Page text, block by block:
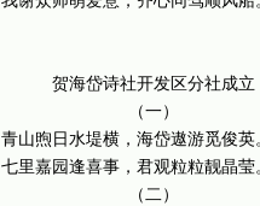
贺海岱诗社开发区分社成立
（一）
青山煦日水堤横，海岱遨游觅俊英
七里嘉园逢喜事，君观粒粒靓晶莹
（二）